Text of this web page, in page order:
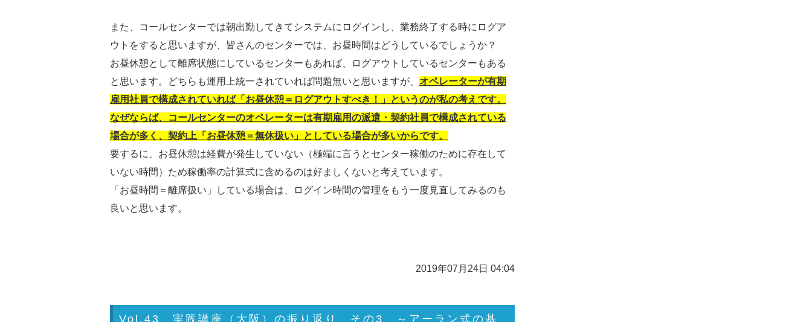
また、コールセンターでは朝出勤してきてシステムにログインし、業務終了する時にログア
ウトをすると思いますが、皆さんのセンターでは、お昼時間はどうしているでしょうか？
お昼休憩として離席状態にしているセンターもあれば、ログアウトしているセンターもある
と思います。どちらも運用上統一されていれば問題無いと思いますが、 オペレーターが有期
雇用社員で構成されていれば「お昼休憩＝ログアウトすべき！」というのが私の考えです。
なぜならば、コールセンターのオペレーターは有期雇用の派遣・契約社員で構成されている
場合が多く、契約上「お昼休憩＝無休扱い」としている場合が多いからです。
要するに、お昼休憩は経費が発生していない（極端に言うとセンター稼働のために存在して
いない時間）ため稼働率の計算式に含めるのは好ましくないと考えています。
「お昼時間＝離席扱い」している場合は、ログイン時間の管理をもう一度見直してみるのも
良いと思います。
2019年07月24日 04:04
Vol.43 実践講座（大阪）の振り返り その3 ～アーラン式の基